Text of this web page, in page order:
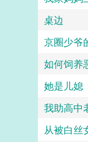
桌边
京圈少爷
如何饲养
她是儿媳
我助高中